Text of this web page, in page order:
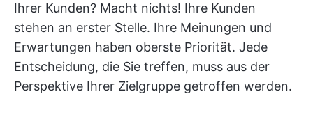
Ihrer Kunden? Macht nichts! Ihre Kunden
stehen an erster Stelle. Ihre Meinungen und
Erwartungen haben oberste Priorität. Jede
Entscheidung, die Sie treffen, muss aus der
Perspektive Ihrer Zielgruppe getroffen werden.